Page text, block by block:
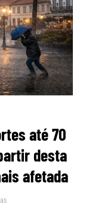
até 70
desta
afetada